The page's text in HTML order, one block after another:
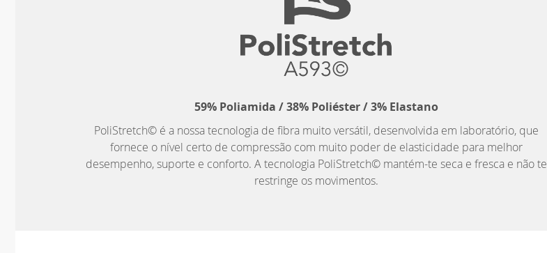
59% Poliamida / 38% Poliéster / 3% Elastano
PoliStretch© é a nossa tecnologia de fibra muito versátil, desenvolvida em laboratório, que
fornece o nível certo de compressão com muito poder de elasticidade para melhor
desempenho, suporte e conforto. A tecnologia PoliStretch© mantém-te seca e fresca e não te
restringe os movimentos.